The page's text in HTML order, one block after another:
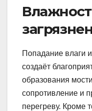
Попадание влаги
создаёт
образования
сопротивление и
перегреву. Кроме